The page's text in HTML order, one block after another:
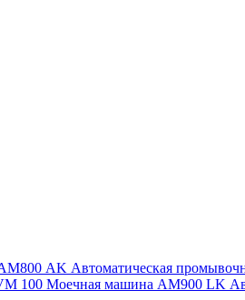
AK Автоматическая
100 Моечная машина AM900 LK